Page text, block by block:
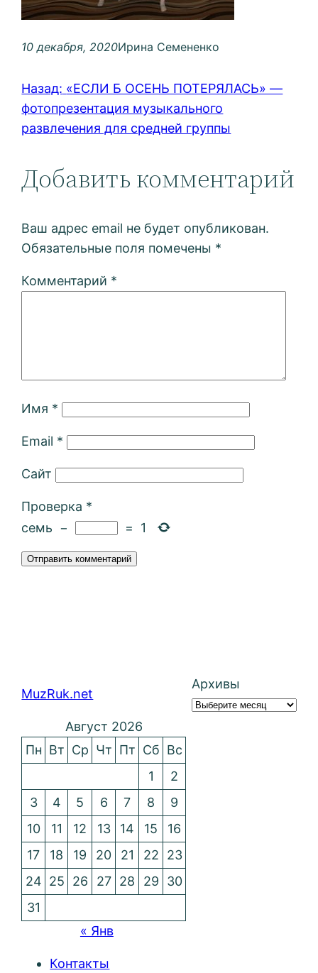
10 декабря, 2020Ирина Семененко
Назад: «ЕСЛИ Б ОСЕНЬ ПОТЕРЯЛАСЬ» —
фотопрезентация музыкального
развлечения для средней группы
Добавить комментарий
Ваш адрес email не будет опубликован.
Обязательные поля помечены *
Комментарий *
Имя *
Email *
Сайт
Проверка *
семь − = 1
MuzRuk.net
Архивы
Август 2026
Пн Вт Ср Чт Пт Сб Вс
1
2
3
4 5 6 7 8
9
10
11 12 13 14 15
16
17
18 19 20 21 22
23
24 25 26 27 28 29
30
31
« Янв
Контакты